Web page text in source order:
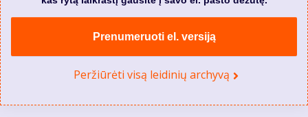
Prenumeruoti el. versiją
Peržiūrėti visą leidinių archyvą